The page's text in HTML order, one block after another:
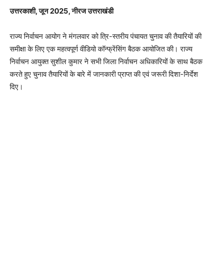
उत्तरकाशी, जून 2025, नीरज उत्तराखंडी
राज्य निर्वाचन आयोग ने मंगलवार को त्रि-स्तरीय पंचायत चुनाव की तैयारियों की
समीक्षा के लिए एक महत्वपूर्ण वीडियो कॉन्फ्रेंसिंग बैठक आयोजित की। राज्य
निर्वाचन आयुक्त सुशील कुमार ने सभी जिला निर्वाचन अधिकारियों के साथ बैठक
करते हुए चुनाव तैयारियों के बारे में जानकारी प्राप्त की एवं जरूरी दिशा-निर्देश
दिए।